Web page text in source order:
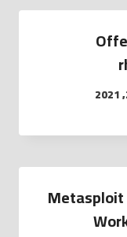
Metasploit